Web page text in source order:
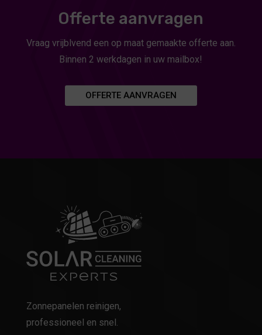
Offerte aanvragen
Vraag vrijblvend een op maat gemaakte offerte aan.
Binnen 2 werkdagen in uw mailbox!
OFFERTE AANVRAGEN
Zonnepanelen reinigen,
professioneel en snel.